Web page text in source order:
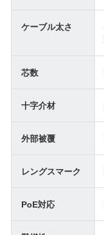
ケーブル太さ
芯数
十字介材
外部被覆
レングスマーク
PoE対応